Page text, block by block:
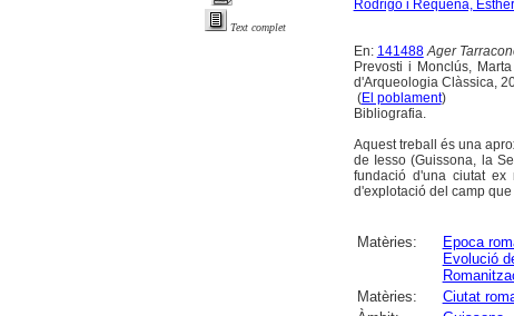
Text complet
Rodrigo i Requena, Esther
En: 141488 Ager
Prevosti i Monclús,
d'Arqueologia Clàssica,
(El poblament)
Bibliografia.
Aquest treball és una
de Iesso (Guissona, la
fundació d'una ciutat ex
d'explotació del camp
Matèries: Epoca
Evolució
Matèries:
Ciutat